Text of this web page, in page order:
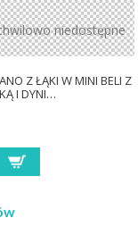
niedostępne
Z ŁĄKI W MINI BELI Z
I DYNI…